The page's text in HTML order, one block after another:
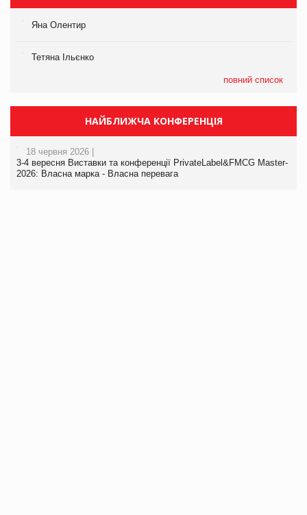
Яна Олентир
Тетяна Ільєнко
повний список
НАЙБЛИЖЧА КОНФЕРЕНЦІЯ
18 червня 2026 |
3-4 вересня Виставки та конференції PrivateLabel&FMCG Master-
2026: Власна марка - Власна перевага